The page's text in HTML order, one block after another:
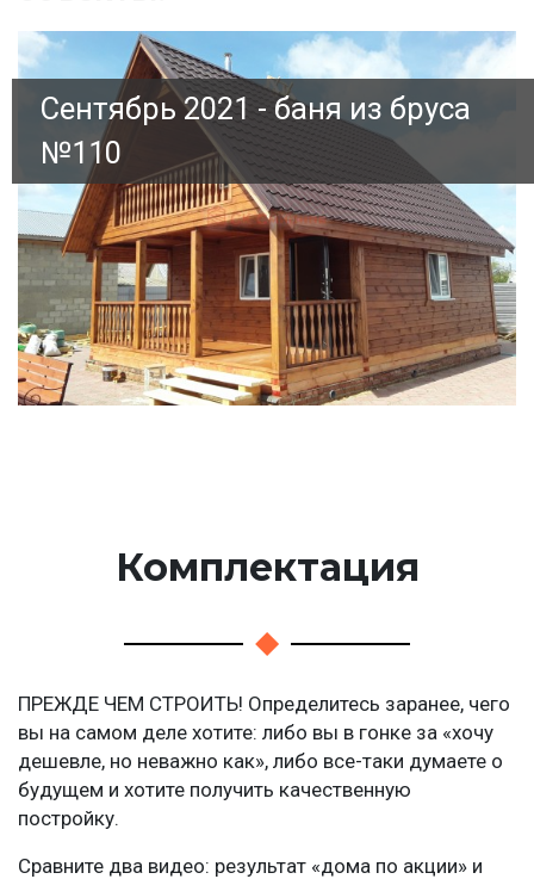
Сентябрь 2021 - баня из бруса
№110
Комплектация
ПРЕЖДЕ ЧЕМ СТРОИТЬ! Определитесь заранее, чего
вы на самом деле хотите: либо вы в гонке за «хочу
дешевле, но неважно как», либо все-таки думаете о
будущем и хотите получить качественную
постройку.
Сравните два видео: результат «дома по акции» и